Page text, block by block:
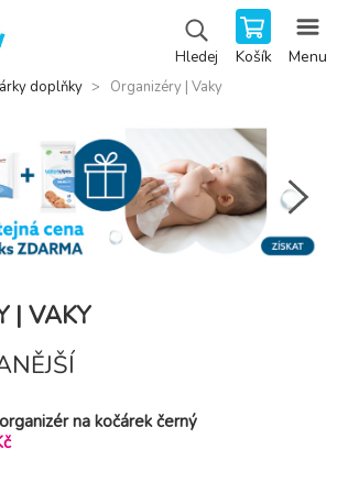
Hledej Košík Menu
doplňky Organizéry | Vaky
| VAKY
na kočárek černý